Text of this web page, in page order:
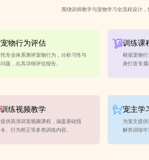
围绕训师教学与宠物学习全流程设计
宠物行为评估
托专业体系测评宠物行为，分析习性与
问题，出具详细评估报告。
训练课
根据宠物
身打造专
训练视频教学
提供高清训宠视频课程，涵盖基础指
令、行为矫正等多类训练内容。
宠主学
为宠主提
解答训练